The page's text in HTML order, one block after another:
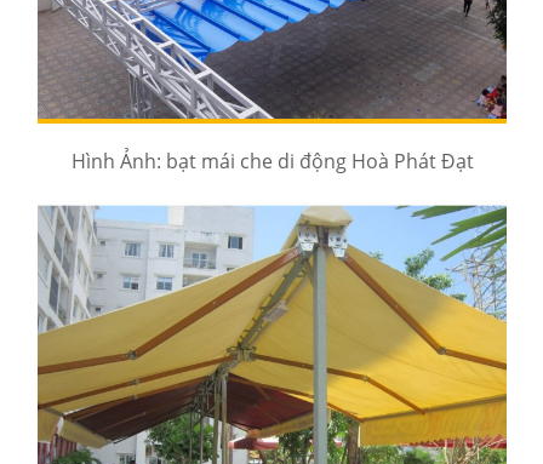
Hình Ảnh: bạt mái che di động Hoà Phát Đạt